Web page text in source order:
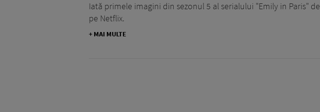
Iată primele imagini din sezonul 5 al serialului "Emily in Paris" de
pe Netflix.
+ MAI MULTE